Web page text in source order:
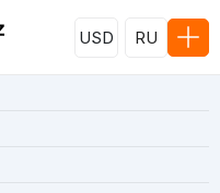
USD RU